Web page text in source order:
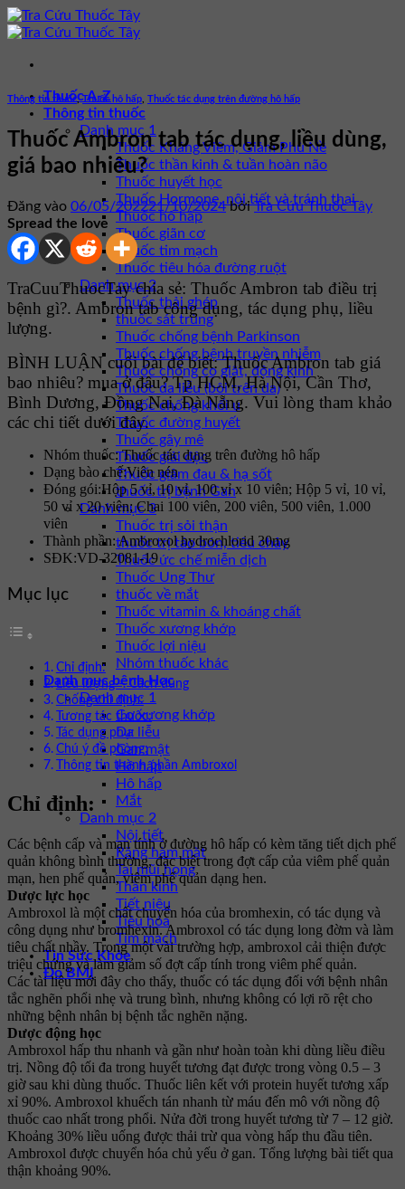
Bỏ
qua
dung
Thuốc A-Z
Thông tin thuốc
Danh mục 1
Thuốc Kháng Viêm, Giảm Phù Nề
Thuốc thần kinh & tuần hoàn não
Thuốc huyết học
Thuốc Hormone, nội tiết và tránh thai
Thuốc hô hấp
Thuốc giãn cơ
Thuốc tim mạch
Thuốc tiêu hóa đường ruột
Danh mục 2
Thuốc thải ghép
thuốc sát trùng
Thuốc chống bệnh Parkinson
Thuốc chống bệnh truyền nhiễm
Thuốc chống co giật, động kinh
Thuốc da liễu (bôi trên da)
Thuốc chống khối u
Thuốc đường huyết
Thuốc gây mê
Thuốc giải độc
Thuốc giảm đau & hạ sốt
thuốc trị bệnh Gan
Danh mục 3
Thuốc trị sỏi thận
thuốc trị táo bón, tiêu chảy
Thuốc ức chế miễn dịch
Thuốc Ung Thư
thuốc về mắt
Thuốc vitamin & khoáng chất
Thuốc xương khớp
Thuốc lợi niệu
Nhóm thuốc khác
Danh mục bệnh Học
Danh mục 1
Cơ xương khớp
Da liễu
Gan mật
Hô hấp
Hô hấp
Mắt
Danh mục 2
Nội tiết
Răng hàm mặt
Tai mũi họng
Thần kinh
Tiết niệu
Tiêu hóa
Tim mạch
Tin Sức Khỏe
Đo BMI
Thông tin thuốc,Thuốc hô hấp Thuốc tác dụng trên đường hô hấp
Thuốc Ambron tab tác dụng, liều dùng,
giá bao nhiêu?
Đăng vào 06/05/202221/10/2024 bởiTra Cứu Thuốc Tây
Spread the love
TraCuuThuocTay chia sẻ: Thuốc Ambron tab điều trị
bệnh gì?. Ambron tab công dụng, tác dụng phụ, liều
lượng.
BÌNH LUẬN cuối bài để biết: Thuốc Ambron tab giá
bao nhiêu? mua ở đâu? Tp HCM, Hà Nội, Cần Thơ,
Bình Dương, Đồng Nai, Đà Nẵng. Vui lòng tham khảo
các chi tiết dưới đây.
Nhóm thuốc:Thuốc tác dụng trên đường hô hấp
Dạng bào chế:Viên nén
Đóng gói:Hộp 5 vỉ, 10 vỉ, 100 vỉ x 10 viên; Hộp 5 vỉ, 10 vỉ,
50 vỉ x 20 viên; Chai 100 viên, 200 viên, 500 viên, 1.000
viên
Thành phần:Ambroxol hydrochlorid 30mg
SĐK:VD-32081-19
Mục lục
Chỉ định:
Liều lượng – Cách dùng
Chống chỉ định:
Tương tác thuốc:
Tác dụng phụ:
Chú ý đề phòng:
Thông tin thành phần Ambroxol
Chỉ định:
Các bệnh cấp và mạn tính ở đường hô hấp có kèm tăng tiết dịch phế
quản không bình thường, đặc biệt trong đợt cấp của viêm phế quản
mạn, hen phế quản, viêm phế quản dạng hen.
Dược lực học
Ambroxol là một chất chuyển hóa của bromhexin, có tác dụng và
công dụng như bromhexin. Ambroxol có tác dụng long đờm và làm
tiêu chất nhầy. Trong một vài trường hợp, ambroxol cải thiện được
triệu chứng và làm giảm số đợt cấp tính trong viêm phế quản.
Các tài liệu mới đây cho thấy, thuốc có tác dụng đối với bệnh nhân
tắc nghẽn phổi nhẹ và trung bình, nhưng không có lợi rõ rệt cho
những bệnh nhân bị bệnh tắc nghẽn nặng.
Dược động học
Ambroxol hấp thu nhanh và gần như hoàn toàn khi dùng liều điều
trị. Nồng độ tối đa trong huyết tương đạt được trong vòng 0.5 – 3
giờ sau khi dùng thuốc. Thuốc liên kết với protein huyết tương xấp
xỉ 90%. Ambroxol khuếch tán nhanh từ máu đến mô với nồng độ
thuốc cao nhất trong phổi. Nửa đời trong huyết tương từ 7 – 12 giờ.
Khoảng 30% liều uống được thải trừ qua vòng hấp thu đầu tiên.
Ambroxol được chuyển hóa chủ yếu ở gan. Tổng lượng bài tiết qua
thận khoảng 90%.